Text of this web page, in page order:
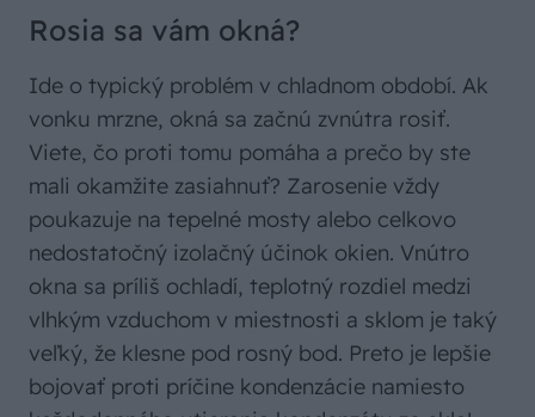
Rosia sa vám okná?
Ide o typický problém v chladnom období. Ak
vonku mrzne, okná sa začnú zvnútra rosiť.
Viete, čo proti tomu pomáha a prečo by ste
mali okamžite zasiahnuť? Zarosenie vždy
poukazuje na tepelné mosty alebo celkovo
nedostatočný izolačný účinok okien. Vnútro
okna sa príliš ochladí, teplotný rozdiel medzi
vlhkým vzduchom v miestnosti a sklom je taký
veľký, že klesne pod rosný bod. Preto je lepšie
bojovať proti príčine kondenzácie namiesto